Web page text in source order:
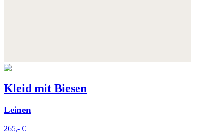
Kleid mit Biesen
Leinen
265,- €